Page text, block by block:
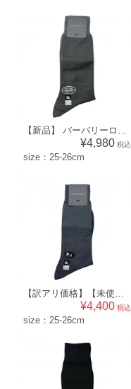
【新品】 バーバリーロンドン BURBERRY LONDON メンズ 靴下 ソックス （ドット×ワンポイント柄）ダークグレー系 [size:25-26cm] 52579
¥4,980 税込
size：25-26cm
【訳アリ価格】【未使用品】 バーバリーロンドン BURBERRY LONDON メンズ 靴下 ソックス （ウィンドウペン×ワンポイント柄）ダークグレー系 [size:25-26cm] 56870
¥4,400 税込
size：25-26cm